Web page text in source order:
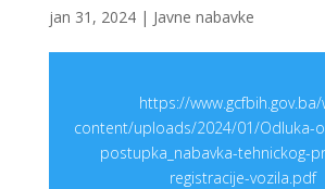
jan 31, 2024| Javne nabavke
https://
content/uploads/2024/01/Odluka-
postupka_nabavka-tehnickog-
registracije-vozila.pdf